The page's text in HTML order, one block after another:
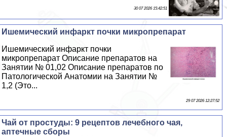
30 07 2026 15:42:51
Ишемический инфаркт почки микропрепарат
Ишемический инфаркт почки
микропрепарат Описание препаратов на
Занятии № 01,02 Описание препаратов по
Патологической Анатомии на Занятии №
1,2 (Это...
29 07 2026 12:27:52
Чай от простуды: 9 рецептов лечебного чая,
аптечные сборы